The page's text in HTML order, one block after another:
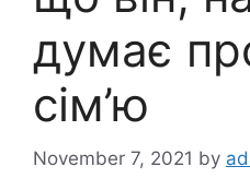
думає
сім’ю
November 7, 2021 by